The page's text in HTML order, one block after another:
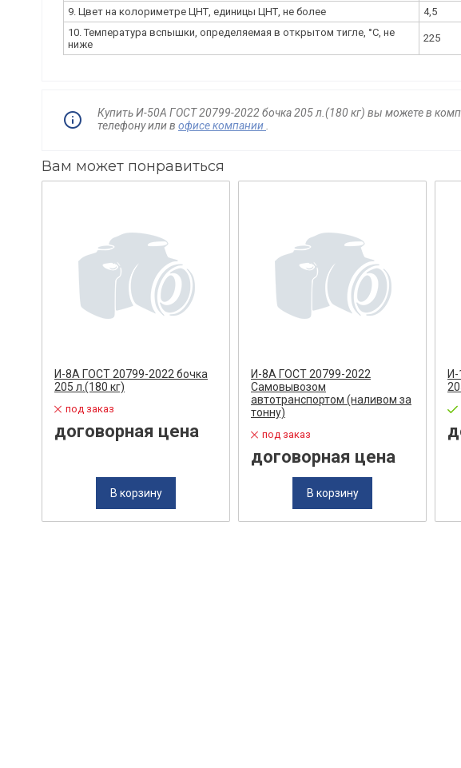
9. Цвет на колориметре ЦНТ, единицы ЦНТ, не более
4,5
10. Температура вспышки, определяемая в открытом тигле, °C, не
ниже
225
Купить И-50А ГОСТ 20799-2022 бочка 205 л.(180 кг) вы можете в
телефонуили в офисе компании
Вам может понравиться
И-8А ГОСТ 20799-2022 бочка
205 л.(180 кг)
под заказ
договорная цена
В корзину
И-8А ГОСТ 20799-2022
Самовывозом
автотранспортом (наливом за
тонну)
под заказ
договорная цена
В корзину